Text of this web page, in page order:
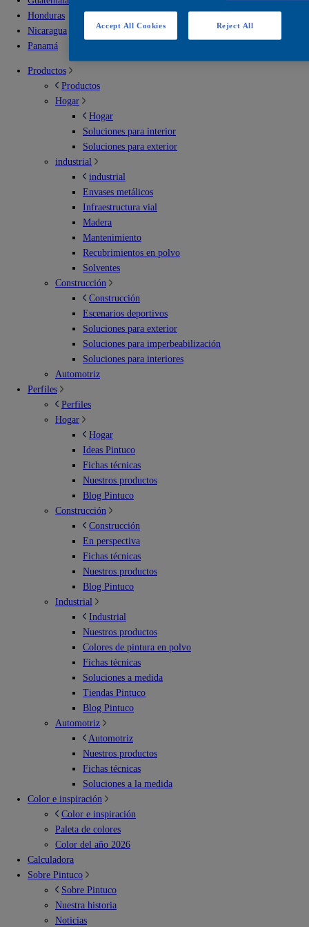
Honduras
Nicaragua
Panamá
Productos
Productos
Hogar
Hogar
Soluciones para interior
Soluciones para exterior
industrial
industrial
Envases metálicos
Infraestructura vial
Madera
Mantenimiento
Recubrimientos en polvo
Solventes
Construcción
Construcción
Escenarios deportivos
Soluciones para exterior
Soluciones para imperbeabilización
Soluciones para interiores
Automotriz
Perfiles
Perfiles
Hogar
Hogar
Ideas Pintuco
Fichas técnicas
Nuestros productos
Blog Pintuco
Construcción
Construcción
En perspectiva
Fichas técnicas
Nuestros productos
Blog Pintuco
Industrial
Industrial
Nuestros productos
Colores de pintura en polvo
Fichas técnicas
Soluciones a medida
Tiendas Pintuco
Blog Pintuco
Automotriz
Automotriz
Nuestros productos
Fichas técnicas
Soluciones a la medida
Color e inspiración
Color e inspiración
Paleta de colores
Color del año 2026
Calculadora
Sobre Pintuco
Sobre Pintuco
Nuestra historia
Noticias
Reject All
Accept All Cookies